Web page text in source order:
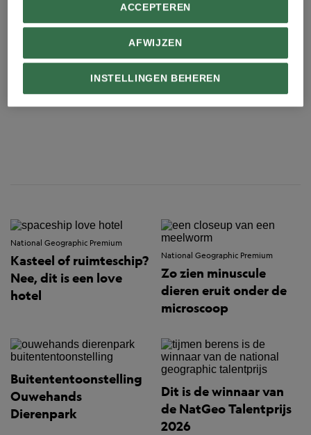
National Geographic Premium
Kasteel of ruimteschip?
Nee, dit is een love
hotel
National Geographic Premium
Zo zien minuscule
dieren eruit onder de
microscoop
Buitententoonstelling
Ouwehands
Dierenpark
Dit is de winnaar van
de NatGeo Talentprijs
2026
INSTELLINGEN BEHEREN
AFWIJZEN
ACCEPTEREN